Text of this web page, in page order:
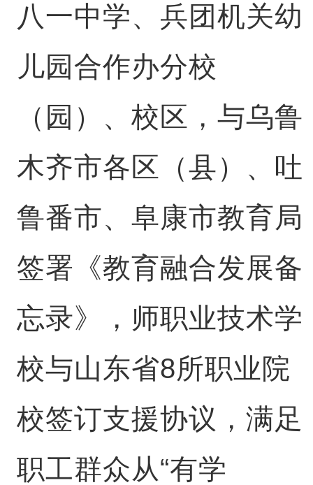
八一中学、兵团机关幼
儿园合作办分校
（园）、校区，与乌鲁
木齐市各区（县）、吐
鲁番市、阜康市教育局
签署《教育融合发展备
忘录》，师职业技术学
校与山东省8所职业院
校签订支援协议，满足
职工群众从“有学